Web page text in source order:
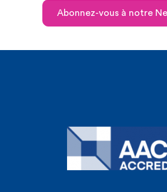
Abonnez-vous à notre